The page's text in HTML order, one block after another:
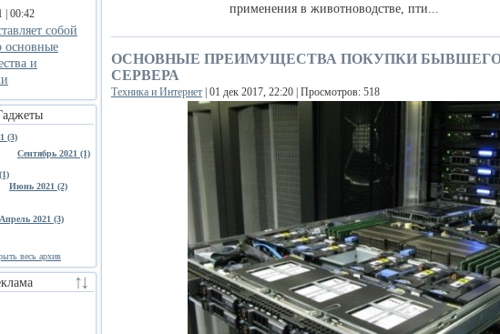
| 00:42
собой
основные
и
(3)
Сентябрь 2021 (1)
Июнь 2021 (2)
Апрель 2021 (3)
весь архив
применения в животноводстве, пти...
ОСНОВНЫЕ ПРЕИМУЩЕСТВА ПОКУПКИ БЫВШЕГО
СЕРВЕРА
Техника и Интернет | 01 дек 2017, 22:20 | Просмотров: 518